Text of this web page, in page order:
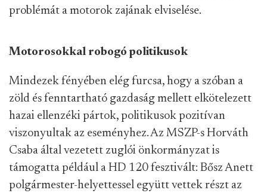
problémát a motorok zajának elviselése.
Motorosokkal robogó politikusok
Mindezek fényében elég furcsa, hogy a szóban a
zöld és fenntartható gazdaság mellett elkötelezett
hazai ellenzéki pártok, politikusok pozitívan
viszonyultak az eseményhez. Az MSZP-s Horváth
Csaba által vezetett zuglói önkormányzat is
támogatta például a HD 120 fesztivált: Bősz Anett
polgármester-helyettessel együtt vettek részt az